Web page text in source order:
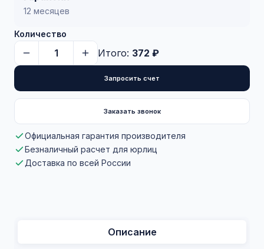
12 месяцев
Количество
Итого: 372 ₽
Запросить счет
Заказать звонок
Официальная гарантия производителя
Безналичный расчет для юрлиц
Доставка по всей России
Описание